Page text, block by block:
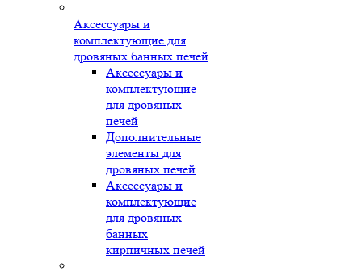
Аксессуары и
комплектующие для
дровяных банных печей
Аксессуары и
комплектующие
для дровяных
печей
Дополнительные
элементы для
дровяных печей
Аксессуары и
комплектующие
для дровяных
банных
кирпичных печей